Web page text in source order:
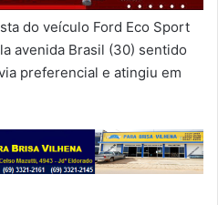
do veículo Ford Eco Sport
avenida Brasil (30) sentido
preferencial e atingiu em